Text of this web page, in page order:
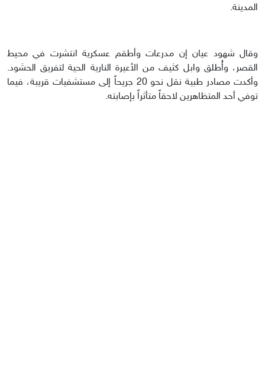
المدينة.
وقال شهود عيان إن مدرعات وأطقم عسكرية انتشرت في محيط
القصر، وأُطلق وابل كثيف من الأعيرة النارية الحية لتفريق الحشود.
وأكدت مصادر طبية نقل نحو 20 جريحاً إلى مستشفيات قريبة، فيما
توفي أحد المتظاهرين لاحقاً متأثراً بإصابته.